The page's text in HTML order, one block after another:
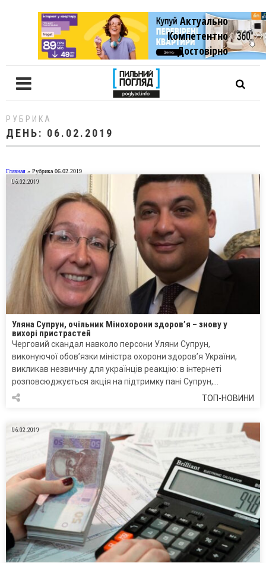
Актуально
Компетентно
Достовiрно
РУБРИКА
ДЕНЬ: 06.02.2019
Главная » Рубрика 06.02.2019
06.02.2019
Уляна Супрун, очільник Мінохорони здоров’я – знову у
вихорі пристрастей
Черговий скандал навколо персони Уляни Супрун,
виконуючої обов’язки міністра охорони здоров’я України,
викликав незвичну для українців реакцію: в інтернеті
розповсюджується акція на підтримку пані Супрун,…
ТОП-НОВИНИ
06.02.2019